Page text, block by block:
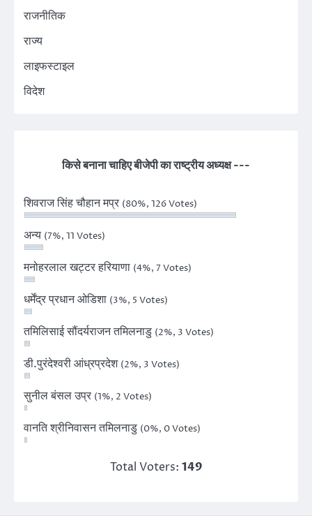
राजनीतिक
राज्य
लाइफस्टाइल
विदेश
किसे बनाना चाहिए बीजेपी का राष्ट्रीय अध्यक्ष ---
शिवराज सिंह चौहान मप्र (80%, 126 Votes)
अन्य (7%, 11 Votes)
मनोहरलाल खट्टर हरियाणा (4%, 7 Votes)
धर्मेंद्र प्रधान ओडिशा (3%, 5 Votes)
तमिलिसाई सौंदर्यराजन तमिलनाडु (2%, 3 Votes)
डी.पुरंदेश्वरी आंध्रप्रदेश (2%, 3 Votes)
सुनील बंसल उप्र (1%, 2 Votes)
वानति श्रीनिवासन तमिलनाडु (0%, 0 Votes)
Total Voters: 149